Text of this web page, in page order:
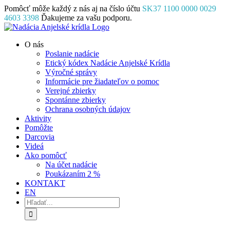
Skip
to
content
Pomôcť môže každý z nás aj na číslo účtu SK37 1100 0000 0029
4603 3398 Ďakujeme za vašu podporu.
Facebook
Instagram
YouTube
O nás
Poslanie nadácie
Etický kódex Nadácie Anjelské Krídla
Výročné správy
Informácie pre žiadateľov o pomoc
Verejné zbierky
Spontánne zbierky
Ochrana osobných údajov
Aktivity
Pomôžte
Darcovia
Videá
Ako pomôcť
Na účet nadácie
Poukázaním 2 %
KONTAKT
EN
Hľadať: